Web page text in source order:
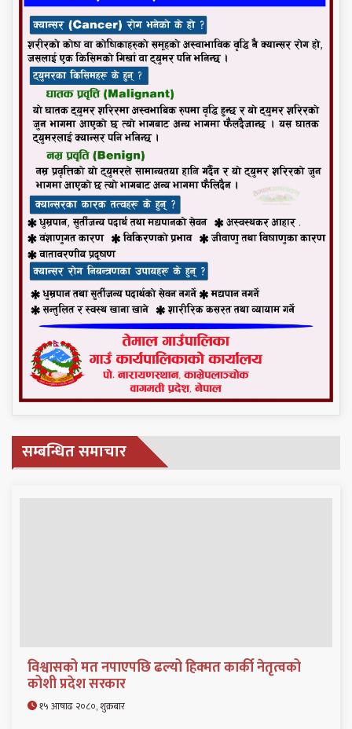
सम्बन्धित समाचार
विश्वासको मत नपाएपछि ढल्यो हिक्मत कार्की नेतृत्वको
कोशी प्रदेश सरकार
१५ आषाढ २०८०, शुक्रबार